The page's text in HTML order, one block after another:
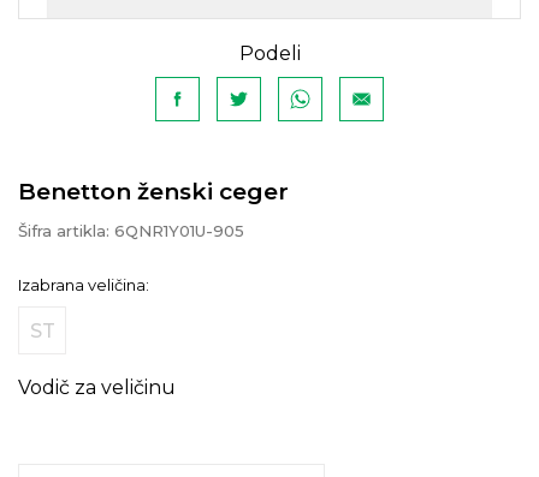
Podeli
Benetton ženski ceger
Šifra artikla: 6QNR1Y01U-905
Izabrana veličina:
ST
Vodič za veličinu